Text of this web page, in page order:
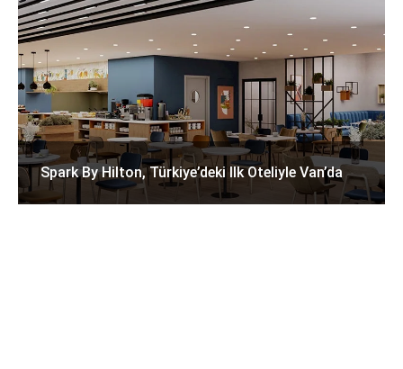
Spark By Hilton, Türkiye’deki Ilk Oteliyle Van’da